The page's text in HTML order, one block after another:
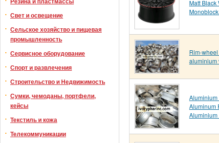
Свет и освещение
Сельское хозяйство и пищевая
промышленность
Сервисное оборудование
Спорт и развлечения
Строительство и Недвижимость
Сумки, чемоданы, портфели,
кейсы
Текстиль и кожа
Телекоммуникации
Matt Black
Rim-
aluminium
Aluminium
Aluminum